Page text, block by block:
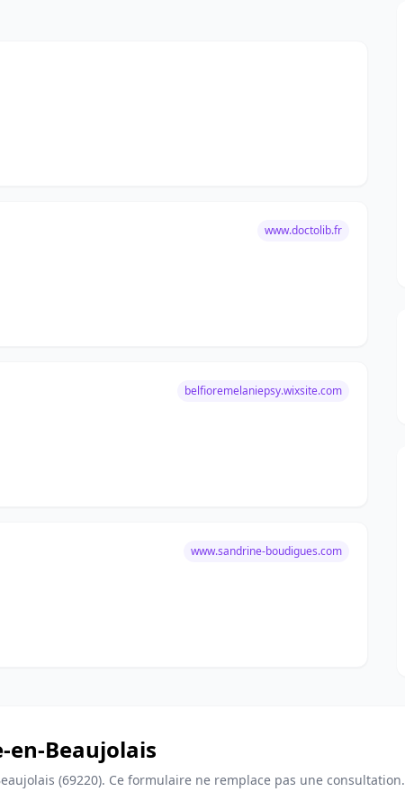
www.doctolib.fr
belfioremelaniepsy.wixsite.com
www.sandrine-boudigues.com
en-Beaujolais
(69220). Ce formulaire ne remplace pas une consultation.